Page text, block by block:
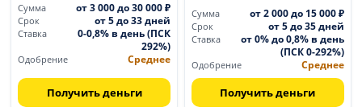
Сумма от 3 000 до 30 000 ₽
Срок от 5 до 33 дней
Ставка
0-0,8% в день (ПСК
292%)
Одобрение Среднее
Получить деньги
Сумма
от 2 000 до 15 000 ₽
Срок от 5 до 35 дней
Ставка
от 0% до 0,8% в день
(ПСК 0-292%)
Одобрение Среднее
Получить деньги